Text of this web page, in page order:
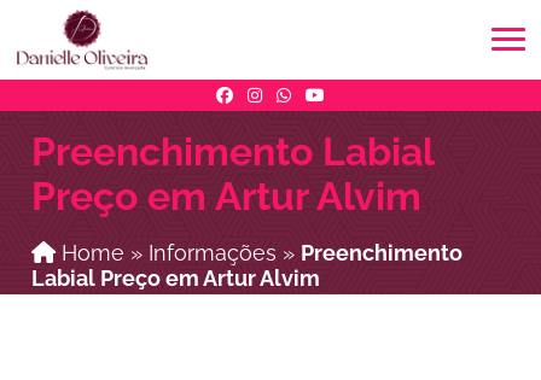
Preenchimento Labial
Preço em Artur Alvim
Home » Informações » Preenchimento
Labial Preço em Artur Alvim